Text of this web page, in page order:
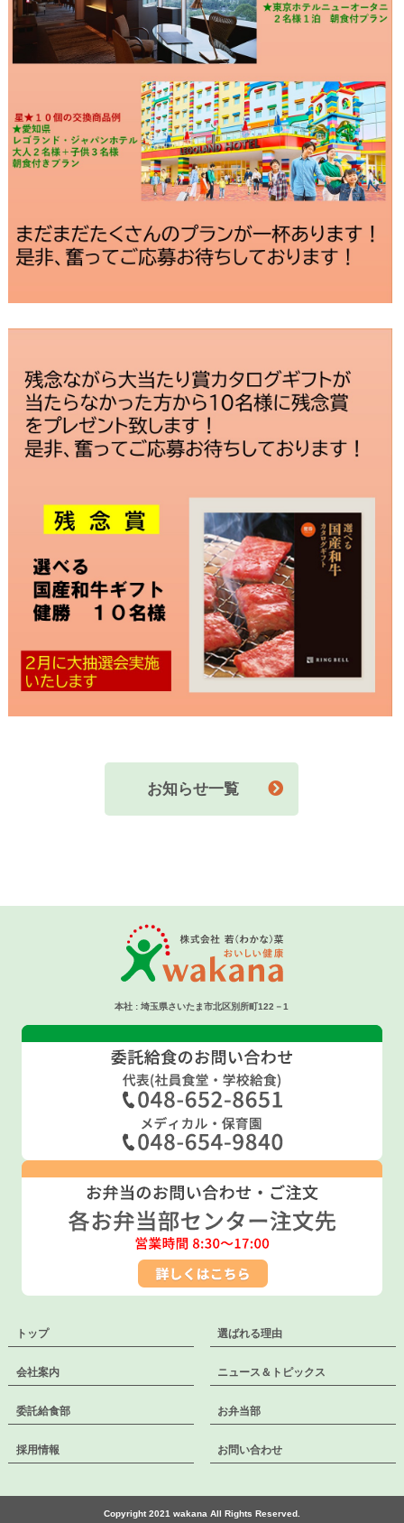
お知らせ一覧
本社 : 埼玉県さいたま市北区別所町122－1
トップ 選ばれる理由
会社案内 ニュース＆トピックス
委託給食部 お弁当部
採用情報 お問い合わせ
Copyright 2021 wakana All Rights Reserved.